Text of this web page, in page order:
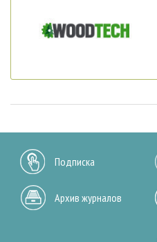
Подписка
Архив журналов